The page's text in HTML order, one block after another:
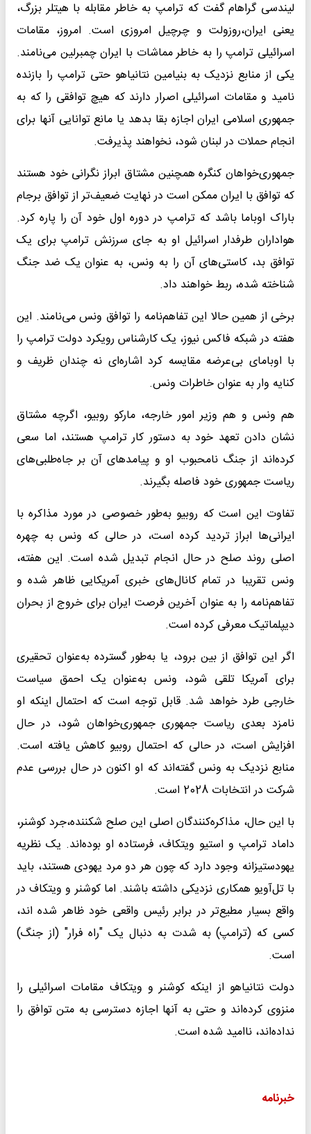
لیندسی گراهام گفت که ترامپ به خاطر مقابله با هیتلر بزرگ،
یعنی ایران،روزولت و چرچیل امروزی است. امروز، مقامات
اسرائیلی ترامپ را به خاطر مماشات با ایران چمبرلین می‌نامند.
یکی از منابع نزدیک به بنیامین نتانیاهو حتی ترامپ را بازنده
نامید و مقامات اسرائیلی اصرار دارند که هیچ توافقی را که به
جمهوری اسلامی ایران اجازه بقا بدهد یا مانع توانایی آنها برای
انجام حملات در لبنان شود، نخواهند پذیرفت.
جمهوری‌خواهان کنگره همچنین مشتاق ابراز نگرانی خود هستند
که توافق با ایران ممکن است در نهایت ضعیف‌تر از توافق برجام
باراک اوباما باشد که ترامپ در دوره اول خود آن را پاره کرد.
هواداران طرفدار اسرائیل او به جای سرزنش ترامپ برای یک
توافق بد، کاستی‌های آن را به ونس، به عنوان یک ضد جنگ
شناخته شده، ربط خواهند داد.
برخی از همین حالا این تفاهم‌نامه را توافق ونس می‌نامند. این
هفته در شبکه فاکس نیوز، یک کارشناس رویکرد دولت ترامپ را
با اوبامای بی‌عرضه مقایسه کرد اشاره‌ای نه چندان ظریف و
کنایه وار به عنوان خاطرات ونس.
هم ونس و هم وزیر امور خارجه، مارکو روبیو، اگرچه مشتاق
نشان دادن تعهد خود به دستور کار ترامپ هستند، اما سعی
کرده‌اند از جنگ نامحبوب او و پیامدهای آن بر جاه‌طلبی‌های
ریاست جمهوری خود فاصله بگیرند.
تفاوت این است که روبیو به‌طور خصوصی در مورد مذاکره با
ایرانی‌ها ابراز تردید کرده است، در حالی که ونس به چهره
اصلی روند صلح در حال انجام تبدیل شده است. این هفته،
ونس تقریبا در تمام کانال‌های خبری آمریکایی ظاهر شده و
تفاهم‌نامه را به عنوان آخرین فرصت ایران برای خروج از بحران
دیپلماتیک معرفی کرده است.
اگر این توافق از بین برود، یا به‌طور گسترده به‌عنوان تحقیری
برای آمریکا تلقی شود، ونس به‌عنوان یک احمق سیاست
خارجی طرد خواهد شد. قابل توجه است که احتمال اینکه او
نامزد بعدی ریاست جمهوری جمهوری‌خواهان شود، در حال
افزایش است، در حالی که احتمال روبیو کاهش یافته است.
منابع نزدیک به ونس گفته‌اند که او اکنون در حال بررسی عدم
شرکت در انتخابات 2028 است.
با این حال، مذاکره‌کنندگان اصلی این صلح شکننده،جرد کوشنر،
داماد ترامپ و استیو ویتکاف، فرستاده او بوده‌اند. یک نظریه
یهودستیزانه وجود دارد که چون هر دو مرد یهودی هستند، باید
با تل‌آویو همکاری نزدیکی داشته باشند. اما کوشنر و ویتکاف در
واقع بسیار مطیع‌تر در برابر رئیس واقعی خود ظاهر شده اند،
کسی که (ترامپ) به شدت به دنبال یک "راه فرار" (از جنگ)
است.
دولت نتانیاهو از اینکه کوشنر و ویتکاف مقامات اسرائیلی را
منزوی کرده‌اند و حتی به آنها اجازه دسترسی به متن توافق را
نداده‌اند، ناامید شده است.
خبرنامه